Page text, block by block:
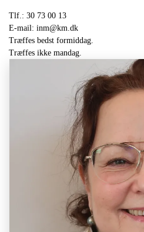
Tlf.: 30 73 00 13
E-mail: inm@km.dk
Træffes bedst formiddag.
Træffes ikke mandag.